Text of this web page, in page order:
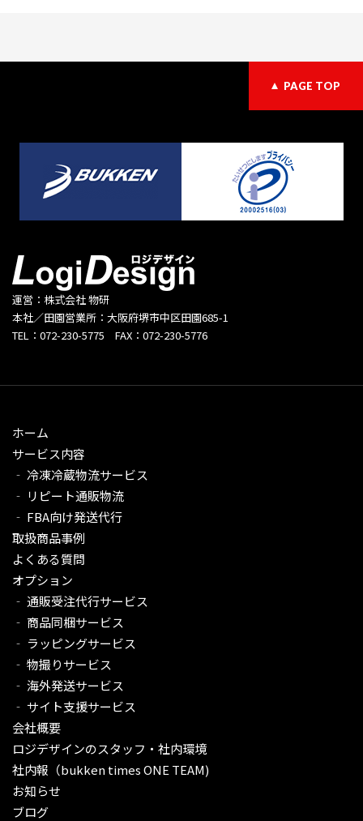
PAGE TOP
運営：株式会社 物研
本社／田園営業所：大阪府堺市中区田園685-1
TEL：072-230-5775 FAX：072-230-5776
ホーム
サービス内容
‐ 冷凍冷蔵物流サービス
‐ リピート通販物流
‐ FBA向け発送代行
取扱商品事例
よくある質問
オプション
‐ 通販受注代行サービス​
‐ 商品同梱サービス
‐ ラッピングサービス
‐ 物撮りサービス
‐ 海外発送サービス
‐ サイト支援サービス
会社概要
ロジデザインのスタッフ・社内環境
社内報（bukken times ONE TEAM)
お知らせ
ブログ